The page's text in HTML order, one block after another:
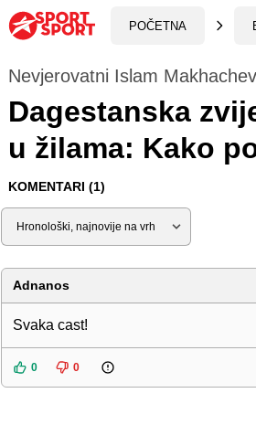
POČETNA
Nevjerovatni Islam Makhachev
Dagestanska
u žilama: Kako
KOMENTARI (1)
Sortiraj
Adnanos
Svaka cast!
0 0